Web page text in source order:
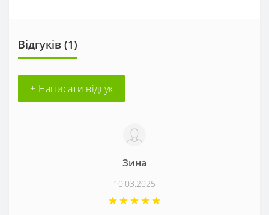
Відгуків (1)
+ Написати відгук
Зина
10.03.2025